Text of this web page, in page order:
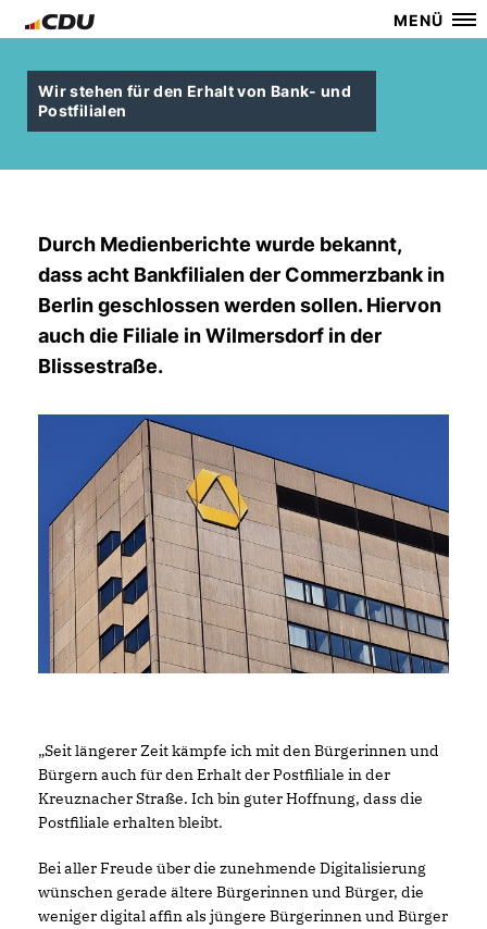
MENÜ
Wir stehen für den Erhalt von Bank- und
Postfilialen
Durch Medienberichte wurde bekannt,
dass acht Bankfilialen der Commerzbank in
Berlin geschlossen werden sollen. Hiervon
auch die Filiale in Wilmersdorf in der
Blissestraße.
Seit längerer Zeit kämpfe ich mit den Bürgerinnen und
Bürgern auch für den Erhalt der Postfiliale in der
Kreuznacher Straße. Ich bin guter Hoffnung, dass die
Postfiliale erhalten bleibt.
Bei aller Freude über die zunehmende Digitalisierung
wünschen gerade ältere Bürgerinnen und Bürger, die
weniger digital affin als jüngere Bürgerinnen und Bürger